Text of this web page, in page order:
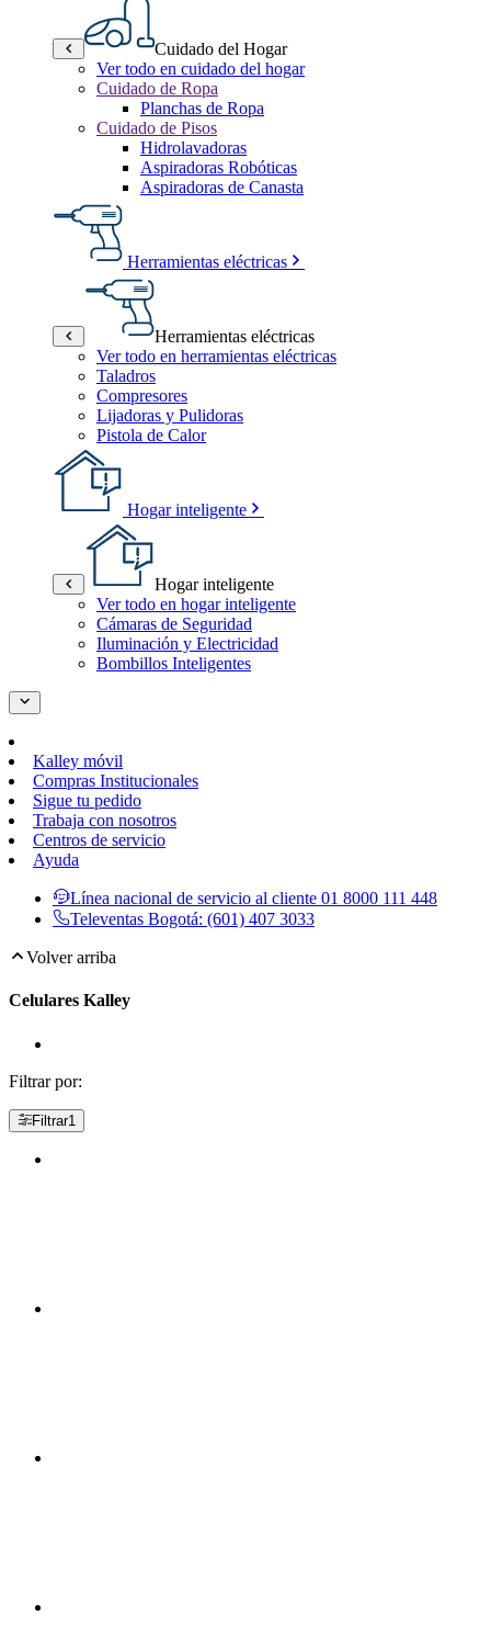
Cuidado del Hogar
Ver todo en cuidado del hogar
Cuidado de Ropa
Planchas de Ropa
Cuidado de Pisos
Hidrolavadoras
Aspiradoras Robóticas
Aspiradoras de Canasta
Herramientas eléctricas
Herramientas eléctricas
Ver todo en herramientas eléctricas
Taladros
Compresores
Lijadoras y Pulidoras
Pistola de Calor
Hogar inteligente
Hogar inteligente
Ver todo en hogar inteligente
Cámaras de Seguridad
Iluminación y Electricidad
Bombillos Inteligentes
Kalley móvil
Compras Institucionales
Sigue tu pedido
Trabaja con nosotros
Centros de servicio
Ayuda
Línea nacional de servicio al cliente 01 8000 111 448
Televentas Bogotá: (601) 407 3033
Volver arriba
Celulares Kalley
Filtrar por:
Filtrar1